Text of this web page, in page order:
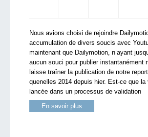
Nous avions choisi de rejoindre
accumulation de divers soucis avec
maintenant que Dailymotion, n’ayant
aucun souci pour publier instantanément
laisse traîner la publication de notre
quenelles 2014 depuis hier. Est-ce que la
lancée dans un processus de validation
En savoir plus